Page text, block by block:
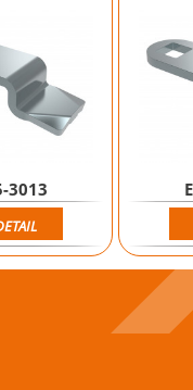
3013